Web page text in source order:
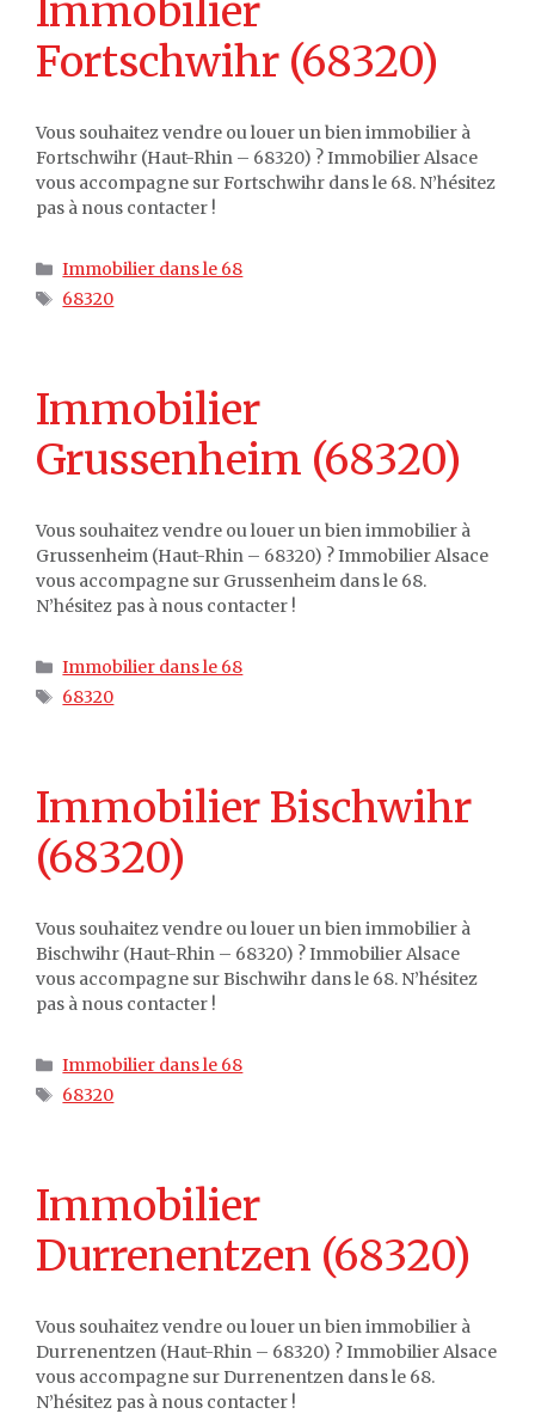
Immobilier
Fortschwihr (68320)
Vous souhaitez vendre ou louer un bien immobilier à
Fortschwihr (Haut-Rhin – 68320) ? Immobilier Alsace
vous accompagne sur Fortschwihr dans le 68. N’hésitez
pas à nous contacter !
Catégories
Immobilier dans le 68
Étiquettes
68320
Immobilier
Grussenheim (68320)
Vous souhaitez vendre ou louer un bien immobilier à
Grussenheim (Haut-Rhin – 68320) ? Immobilier Alsace
vous accompagne sur Grussenheim dans le 68.
N’hésitez pas à nous contacter !
Catégories
Immobilier dans le 68
Étiquettes
68320
Immobilier Bischwihr
(68320)
Vous souhaitez vendre ou louer un bien immobilier à
Bischwihr (Haut-Rhin – 68320) ? Immobilier Alsace
vous accompagne sur Bischwihr dans le 68. N’hésitez
pas à nous contacter !
Catégories
Immobilier dans le 68
Étiquettes
68320
Immobilier
Durrenentzen (68320)
Vous souhaitez vendre ou louer un bien immobilier à
Durrenentzen (Haut-Rhin – 68320) ? Immobilier Alsace
vous accompagne sur Durrenentzen dans le 68.
N’hésitez pas à nous contacter !